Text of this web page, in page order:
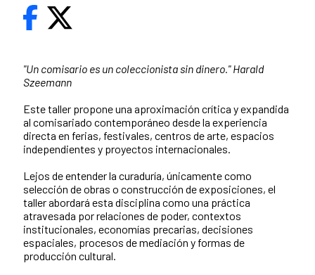
"Un comisario es un coleccionista sin dinero." Harald
Szeemann
Este taller propone una aproximación crítica y expandida
al comisariado contemporáneo desde la experiencia
directa en ferias, festivales, centros de arte, espacios
independientes y proyectos internacionales.
Lejos de entender la curaduría, únicamente como
selección de obras o construcción de exposiciones, el
taller abordará esta disciplina como una práctica
atravesada por relaciones de poder, contextos
institucionales, economías precarias, decisiones
espaciales, procesos de mediación y formas de
producción cultural.